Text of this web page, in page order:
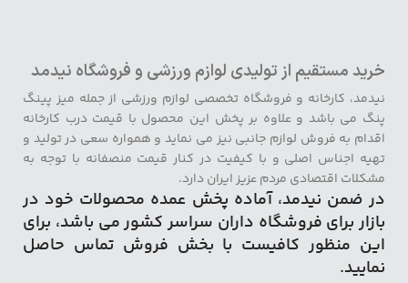
خرید مستقیم از تولیدی لوازم ورزشی و فروشگاه نیدمد
نیدمد، کارخانه و فروشگاه تخصصی لوازم ورزشی از جمله میز پینگ
پنگ می باشد و علاوه بر پخش این محصول با قیمت درب کارخانه
اقدام به فروش لوازم جانبی نیز می نماید و همواره سعی در تولید و
تهیه اجناس اصلی و با کیفیت در کنار قیمت منصفانه با توجه به
مشکلات اقتصادی مردم عزیز ایران دارد.
در ضمن نیدمد، آماده پخش عمده محصولات خود در
بازار برای فروشگاه داران سراسر کشور می باشد، برای
این منظور کافیست با بخش فروش تماس حاصل
نمایید.